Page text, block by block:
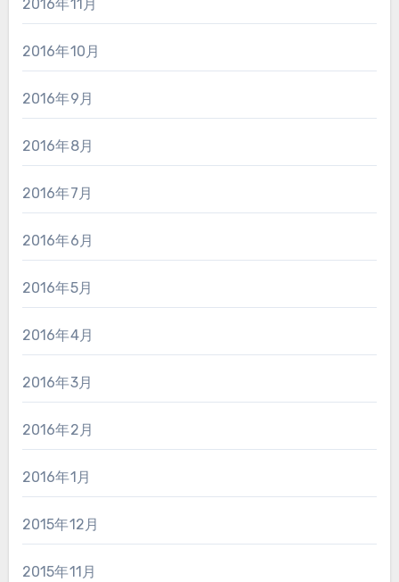
2016年11月
2016年10月
2016年9月
2016年8月
2016年7月
2016年6月
2016年5月
2016年4月
2016年3月
2016年2月
2016年1月
2015年12月
2015年11月